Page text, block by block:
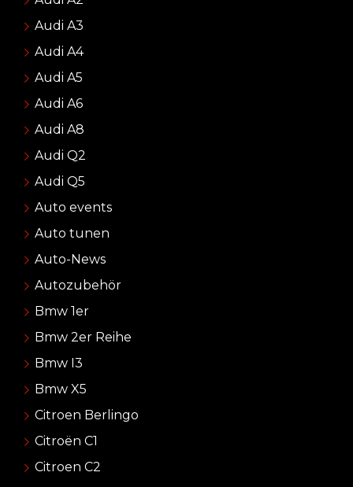
Audi A3
Audi A4
Audi A5
Audi A6
Audi A8
Audi Q2
Audi Q5
Auto events
Auto tunen
Auto-News
Autozubehör
Bmw 1er
Bmw 2er Reihe
Bmw I3
Bmw X5
Citroen Berlingo
Citroën C1
Citroen C2